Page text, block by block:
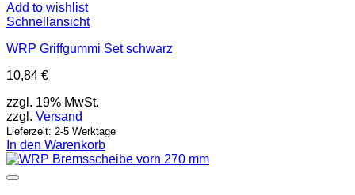
Add to wishlist
Schnellansicht
WRP Griffgummi Set schwarz
10,84 €
zzgl. 19% MwSt.
zzgl. Versand
Lieferzeit: 2-5 Werktage
In den Warenkorb